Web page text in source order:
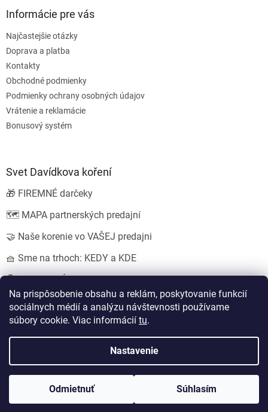
Na prispôsobenie obsahu a reklám, poskytovanie funkcií
sociálnych médií a analýzu návštevnosti používame
súbory cookie. Viac informácií tu.
Nastavenie
Odmietnuť Súhlasím
Informácie pre vás
Najčastejšie otázky
Doprava a platba
Kontakty
Obchodné podmienky
Podmienky ochrany osobných údajov
Vrátenie a reklamácie
Bonusový systém
Svet Davídkova koření
🎁 FIREMNÉ darčeky
🗺️ MAPA partnerských predajní
🤝 Naše korenie vo VAŠEJ predajni
🧺 Sme na trhoch: KEDY a KDE
EshopyUmíme.cz
Koření od Davídka s.r.o.
Upraviť nastavenie cookies